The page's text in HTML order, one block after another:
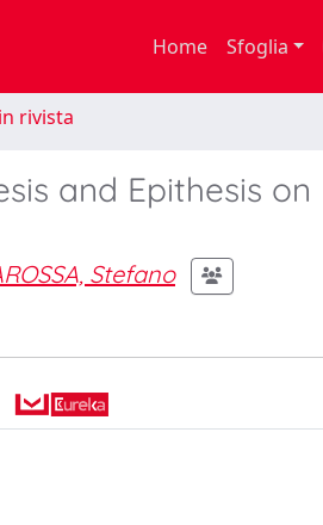
Home Sfoglia
rivista
and Epithesis on
Stefano